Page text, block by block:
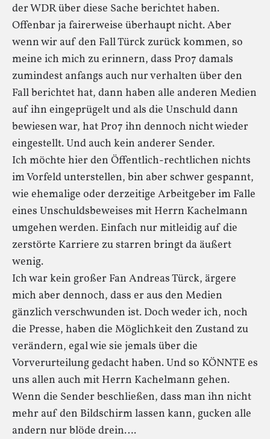
der WDR über diese Sache berichtet haben.
Offenbar ja fairerweise überhaupt nicht. Aber
wenn wir auf den Fall Türck zurück kommen, so
meine ich mich zu erinnern, dass Pro7 damals
zumindest anfangs auch nur verhalten über den
Fall berichtet hat, dann haben alle anderen Medien
auf ihn eingeprügelt und als die Unschuld dann
bewiesen war, hat Pro7 ihn dennoch nicht wieder
eingestellt. Und auch kein anderer Sender.
Ich möchte hier den Öffentlich-rechtlichen nichts
im Vorfeld unterstellen, bin aber schwer gespannt,
wie ehemalige oder derzeitige Arbeitgeber im Falle
eines Unschuldsbeweises mit Herrn Kachelmann
umgehen werden. Einfach nur mitleidig auf die
zerstörte Karriere zu starren bringt da äußert
wenig.
Ich war kein großer Fan Andreas Türck, ärgere
mich aber dennoch, dass er aus den Medien
gänzlich verschwunden ist. Doch weder ich, noch
die Presse, haben die Möglichkeit den Zustand zu
verändern, egal wie sie jemals über die
Vorverurteilung gedacht haben. Und so KÖNNTE es
uns allen auch mit Herrn Kachelmann gehen.
Wenn die Sender beschließen, dass man ihn nicht
mehr auf den Bildschirm lassen kann, gucken alle
andern nur blöde drein….